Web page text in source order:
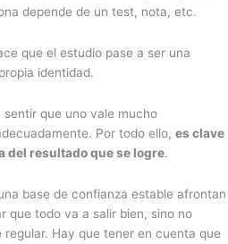
depende de un test, nota, etc.
que el estudio pase a ser una
identidad.
que uno vale mucho
Por todo ello, es clave
del resultado que se logre.
base de confianza estable afrontan
que todo va a salir bien, sino no
Hay que tener en cuenta que